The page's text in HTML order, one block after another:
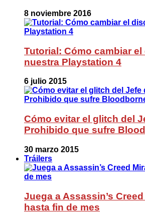
8 noviembre 2016
Tutorial: Cómo cambiar
nuestra Playstation 4
6 julio 2015
Cómo evitar el glitch del
Prohibido que sufre
30 marzo 2015
Tráilers
Juega a Assassin’s
hasta fin de mes